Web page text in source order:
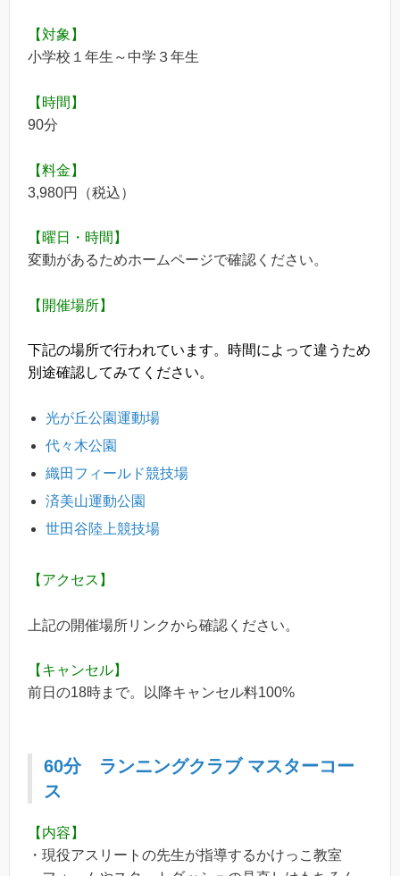
【対象】
小学校１年生～中学３年生
【時間】
90分
【料金】
3,980円（税込）
【曜日・時間】
変動があるためホームページで確認ください。
【開催場所】
下記の場所で行われています。時間によって違うため
別途確認してみてください。
光が丘公園運動場
代々木公園
織田フィールド競技場
済美山運動公園
世田谷陸上競技場
【アクセス】
上記の開催場所リンクから確認ください。
【キャンセル】
前日の18時まで。以降キャンセル料100%
60分ランニングクラブ マスターコー
ス
【内容】
・現役アスリートの先生が指導するかけっこ教室